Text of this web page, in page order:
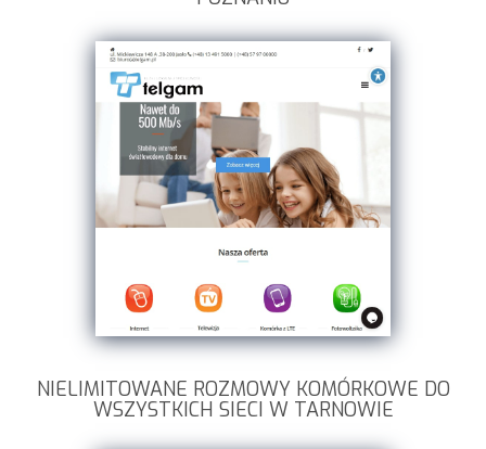
NIELIMITOWANE ROZMOWY KOMÓRKOWE DO
WSZYSTKICH SIECI W TARNOWIE